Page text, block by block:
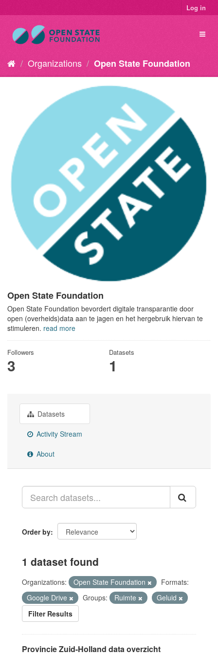
Log in
Organizations Open State Foundation
Open State Foundation
Open State Foundation bevordert digitale transparantie door
open (overheids)data aan te jagen en het hergebruik hiervan te
stimuleren. read more
Followers
3
Datasets
1
Datasets
Activity Stream
About
Order by
1 dataset found
Organizations: Open State Foundation
Formats:
Google Drive
Groups: Ruimte
Geluid
Filter Results
Provincie Zuid-Holland data overzicht